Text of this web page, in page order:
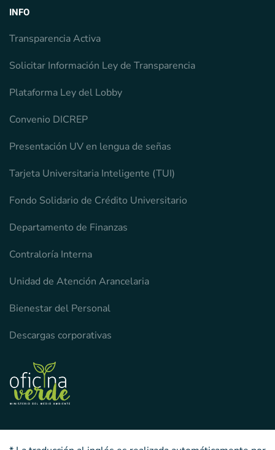
INFO
Transparencia Activa
Solicitar Información Ley de Transparencia
Plataforma Ley del Lobby
Convenio DICREP
Presentación UV en lengua de señas
Tarjeta Universitaria Inteligente (TUI)
Fondo Solidario de Crédito Universitario
Departamento de Finanzas
Contraloría Interna
Unidad de Atención Arancelaria
Bienestar del Personal
Descargas corporativas